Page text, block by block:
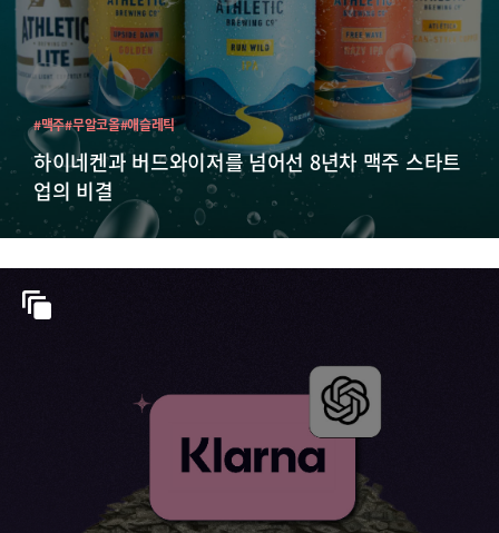
하이네켄과 버드와이저를 넘어선 8년차 맥주 스타트
업의 비결
#맥주#무알코올#애슬레틱